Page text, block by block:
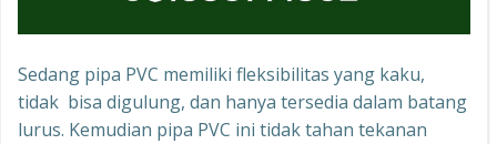
Sedang pipa PVC memiliki fleksibilitas yang kaku,
tidak bisa digulung, dan hanya tersedia dalam batang
lurus. Kemudian pipa PVC ini tidak tahan tekanan